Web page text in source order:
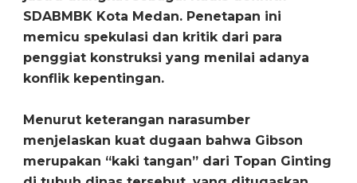
SDABMBK Kota Medan. Penetapan ini
memicu spekulasi dan kritik dari para
penggiat konstruksi yang menilai adanya
konflik kepentingan.
Menurut keterangan narasumber
menjelaskan kuat dugaan bahwa Gibson
merupakan “kaki tangan” dari Topan Ginting